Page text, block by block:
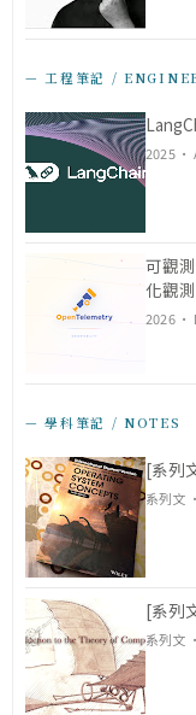
— 工程筆記 /
2025 ·
可觀
化觀測
2026 ·
— 學科筆記 / NOTES
[系列
系列文
[系列
系列文